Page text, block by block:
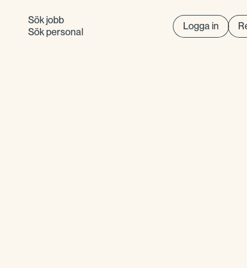
Sök jobb
Sök personal
Logga in